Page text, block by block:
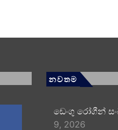
නවතම
ඩෙංගු රෝගීන්
9, 2026